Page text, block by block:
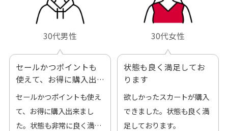
30代男性
セールかつポイントも
使えて、お得に購入出
来ました
セールかつポイントも使え
て、お得に購入出来まし
た。状態も非常に良く満足
30代女性
状態も良く満足してお
ります
欲しかったスカートが購入
できました。状態も良く満
足しております。